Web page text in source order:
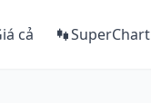
cả SuperChart